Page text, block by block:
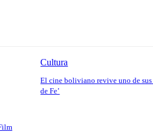
Cultura
El cine boliviano revive uno de sus
de Fe’